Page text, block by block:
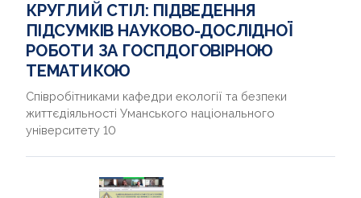
КРУГЛИЙ СТІЛ: ПІДВЕДЕННЯ
ПІДСУМКІВ НАУКОВО-ДОСЛІДНОЇ
РОБОТИ ЗА ГОСПДОГОВІРНОЮ
ТЕМАТИКОЮ
Співробітниками кафедри екології та безпеки
життєдіяльності Уманського національного
університету 10